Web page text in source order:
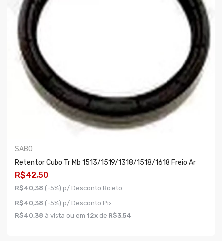
SABO
Retentor Cubo Tr Mb 1513/1519/1318/1518/1618 Freio Ar
R$42,50
R$40,38 (-5%) p/ Desconto Boleto
R$40,38 (-5%) p/ Desconto Pix
R$40,38 à vista ou em 12x de R$3,54